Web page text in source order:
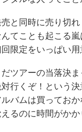
と同時に売り切れ
んてことも起こる
限定をいっぱい用
だツアーの当落決ま
行くぞ！という
バムは買っておか
るのに時間がかか